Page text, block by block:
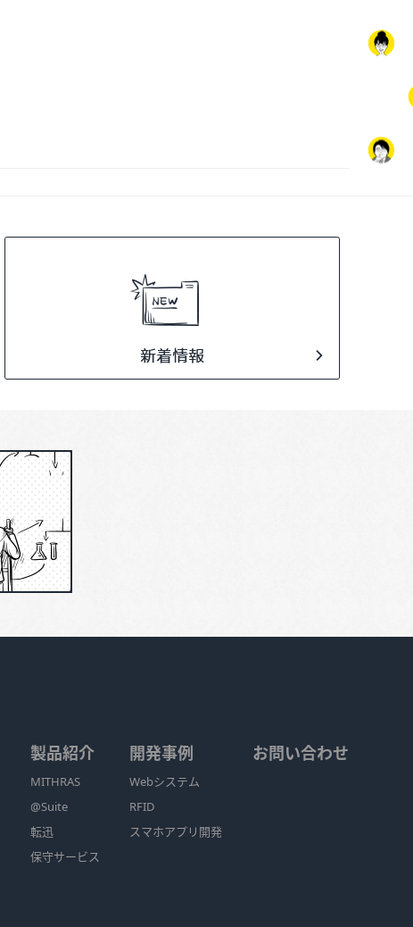
製品紹介
MITHRAS
@Suite
転迅
保守サービス
開発事例
Webシステム
RFID
スマホアプリ開発
お問い合わせ